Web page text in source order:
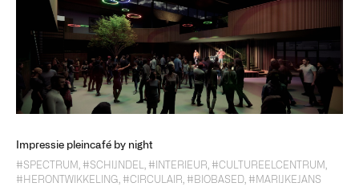
Impressie pleincafé by night
#SPECTRUM, #SCHIJNDEL, #INTERIEUR, #CULTUREELCENTRUM,
#HERONTWIKKELING, #CIRCULAIR, #BIOBASED, #MARIJKEJANS